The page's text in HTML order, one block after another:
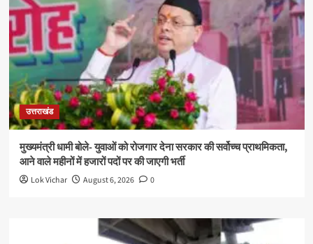
उत्तराखंड
मुख्यमंत्री धामी बोले- युवाओं को रोजगार देना सरकार की सर्वोच्च प्राथमिकता,
आने वाले महीनों में हजारों पदों पर की जाएगी भर्ती
Lok Vichar August 6, 2026 0